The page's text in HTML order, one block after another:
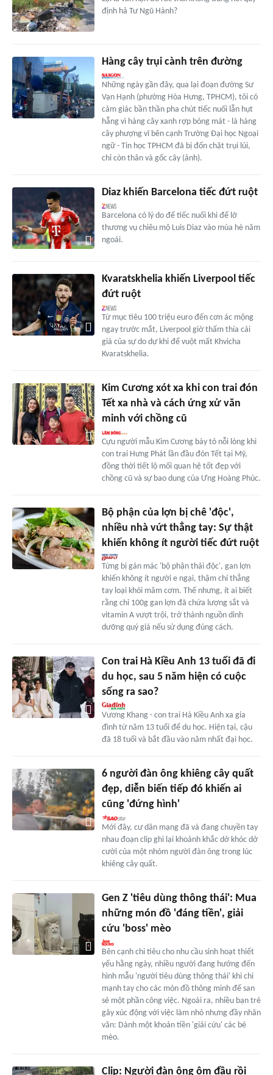
định hả Tư Ngũ Hành?
Hàng cây trụi cành trên đường
Những ngày gần đây, qua lại đoạn đường Sư
Vạn Hạnh (phường Hòa Hưng, TPHCM), tôi có
cảm giác bần thần pha chút tiếc nuối lẫn hụt
hẫng vì hàng cây xanh rợp bóng mát - là hàng
cây phượng vĩ bên cạnh Trường Đại học Ngoại
ngữ - Tin học TPHCM đã bị đốn chặt trụi lủi,
chỉ còn thân và gốc cây (ảnh).
Diaz khiến Barcelona tiếc đứt ruột
Barcelona có lý do để tiếc nuối khi để lỡ
thương vụ chiêu mộ Luis Diaz vào mùa hè năm
ngoái.
Kvaratskhelia khiến Liverpool tiếc
đứt ruột
Từ mục tiêu 100 triệu euro đến cơn ác mộng
ngay trước mắt, Liverpool giờ thấm thía cái
giá của sự do dự khi để vuột mất Khvicha
Kvaratskhelia.
Kim Cương xót xa khi con trai đón
Tết xa nhà và cách ứng xử văn
minh với chồng cũ
Cựu người mẫu Kim Cương bày tỏ nỗi lòng khi
con trai Hưng Phát lần đầu đón Tết tại Mỹ,
đồng thời tiết lộ mối quan hệ tốt đẹp với
chồng cũ và sự bao dung của Ưng Hoàng Phúc.
Bộ phận của lợn bị chê 'độc',
nhiều nhà vứt thẳng tay: Sự thật
khiến không ít người tiếc đứt ruột
Từng bị gán mác 'bộ phận thải độc', gan lợn
khiến không ít người e ngại, thậm chí thẳng
tay loại khỏi mâm cơm. Thế nhưng, ít ai biết
rằng chỉ 100g gan lợn đã chứa lượng sắt và
vitamin A vượt trội, trở thành nguồn dinh
dưỡng quý giá nếu sử dụng đúng cách.
Con trai Hà Kiều Anh 13 tuổi đã đi
du học, sau 5 năm hiện có cuộc
sống ra sao?
Vương Khang - con trai Hà Kiều Anh xa gia
đình từ năm 13 tuổi để du học. Hiện tại, cậu
đã 18 tuổi và bắt đầu vào năm nhất đại học.
6 người đàn ông khiêng cây quất
đẹp, diễn biến tiếp đó khiến ai
cũng 'đứng hình'
Mới đây, cư dân mạng đã và đang chuyền tay
nhau đoạn clip ghi lại khoảnh khắc dở khóc dở
cười của một nhóm người đàn ông trong lúc
khiêng cây quất.
Gen Z 'tiêu dùng thông thái': Mua
những món đồ 'đáng tiền', giải
cứu 'boss' mèo
Bên cạnh chi tiêu cho nhu cầu sinh hoạt thiết
yếu hằng ngày, nhiều người đang hướng đến
hình mẫu 'người tiêu dùng thông thái' khi chi
mạnh tay cho các món đồ thông minh để san
sẻ một phần công việc. Ngoài ra, nhiều bạn trẻ
gây xúc động với việc làm nhỏ nhưng đầy nhân
văn: Dành một khoản tiền 'giải cứu' các bé
mèo.
Clip: Người đàn ông ôm đầu rồi